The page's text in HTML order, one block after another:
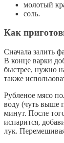
молотый
соль.
Как
Сначала залить
В конце варки
быстрее, нужно
также
Рубленое мясо
воду (чуть выше
минут. После
испарится,
лук.